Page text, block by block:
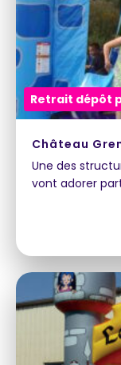
Retrait dépôt
Château
Une des
vont adorer